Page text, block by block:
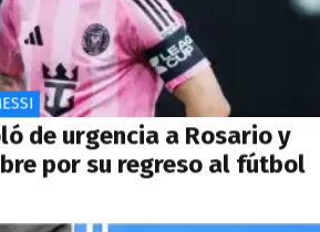
de urgencia a Rosario y
por su regreso al fútbol